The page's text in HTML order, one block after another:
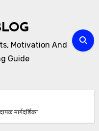
Motivation And
Guide
मार्गदर्शिका